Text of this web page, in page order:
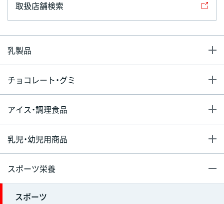
取扱店舗検索
乳製品
チョコレート・グミ
アイス・調理食品
乳児・幼児用商品
スポーツ栄養
スポーツ